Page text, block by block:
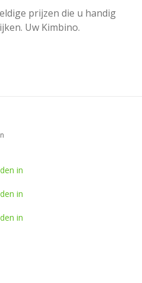
prijzen die u handig
Uw Kimbino.
in
in
in